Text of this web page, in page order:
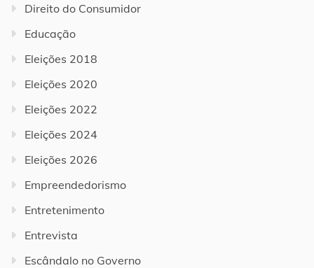
Direito do Consumidor
Educação
Eleições 2018
Eleições 2020
Eleições 2022
Eleições 2024
Eleições 2026
Empreendedorismo
Entretenimento
Entrevista
Escândalo no Governo